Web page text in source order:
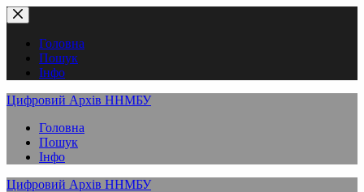
Перейти
до
вмістуГоловна
Пошук
Інфо
Цифровий Архів ННМБУ
Головна
Пошук
Інфо
Цифровий Архів ННМБУ